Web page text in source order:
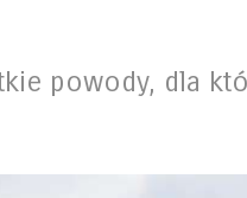
powody, dla